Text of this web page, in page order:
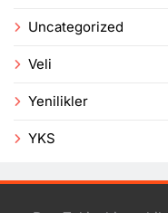
Uncategorized
Veli
Yenilikler
YKS